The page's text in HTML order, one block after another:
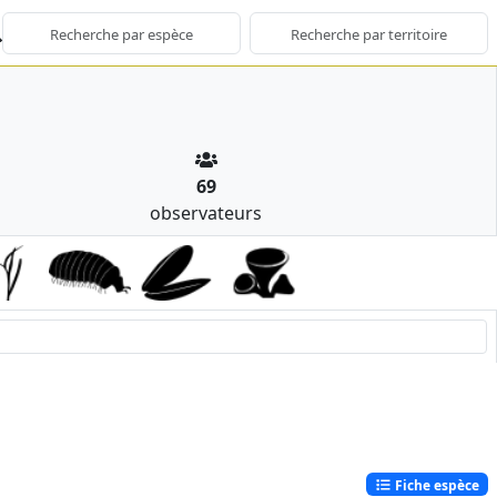
69
observateurs
Fiche espèce